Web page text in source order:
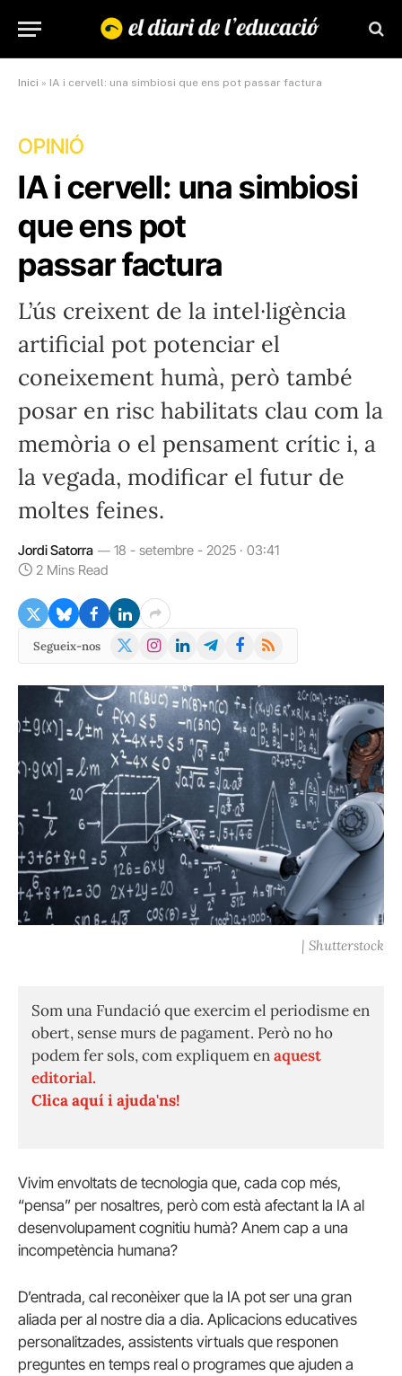
Inici » IA i cervell: una simbiosi que ens pot passar factura
OPINIÓ
IA i cervell: una simbiosi
que ens pot
passar factura
L’ús creixent de la intel·ligència
artificial pot potenciar el
coneixement humà, però també
posar en risc habilitats clau com la
memòria o el pensament crític i, a
la vegada, modificar el futur de
moltes feines.
Jordi Satorra
18 - setembre - 2025 · 03:41
2 Mins Read
Segueix-nos
X
Instagram
LinkedInTelegramFacebook
RSS
| Shutterstock
Som una Fundació que exercim el periodisme en
obert, sense murs de pagament. Però no ho
podem fer sols, com expliquem enaquest
editorial.
Clica aquí i ajuda'ns!
Vivim envoltats de tecnologia que, cada cop més,
“pensa” per nosaltres, però com està afectant la IA al
desenvolupament cognitiu humà? Anem cap a una
incompetència humana?
D’entrada, cal reconèixer que la IA pot ser una gran
aliada per al nostre dia a dia. Aplicacions educatives
personalitzades, assistents virtuals que responen
preguntes en temps real o programes que ajuden a